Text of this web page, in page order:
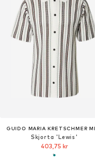
GUIDO MARIA KRETSCHMER
Skjorta 'Lewis'
403,75 kr